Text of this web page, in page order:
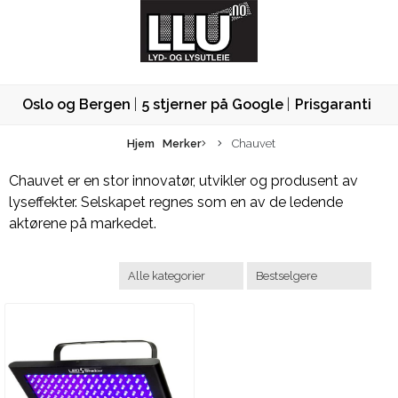
Oslo og Bergen 5 stjerner på Google Prisgaranti
Hjem Merker Chauvet
Chauvet er en stor innovatør, utvikler og produsent av
lyseffekter. Selskapet regnes som en av de ledende
aktørene på markedet.